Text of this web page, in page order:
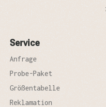
Service
Anfrage
Probe-Paket
Größentabelle
Reklamation